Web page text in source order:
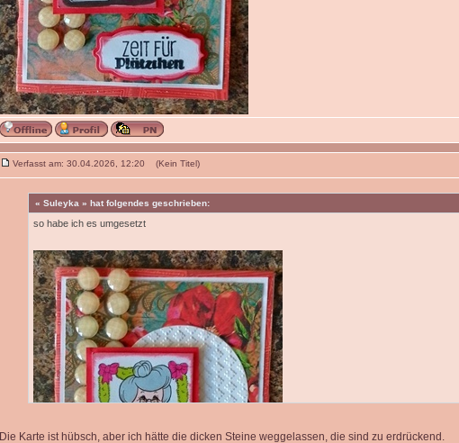
Verfasst am: 30.04.2026, 12:20 (Kein Titel)
« Suleyka » hat folgendes geschrieben:
so habe ich es umgesetzt
Die Karte ist hübsch, aber ich hätte die dicken Steine weggelassen, die sind zu erdrückend.